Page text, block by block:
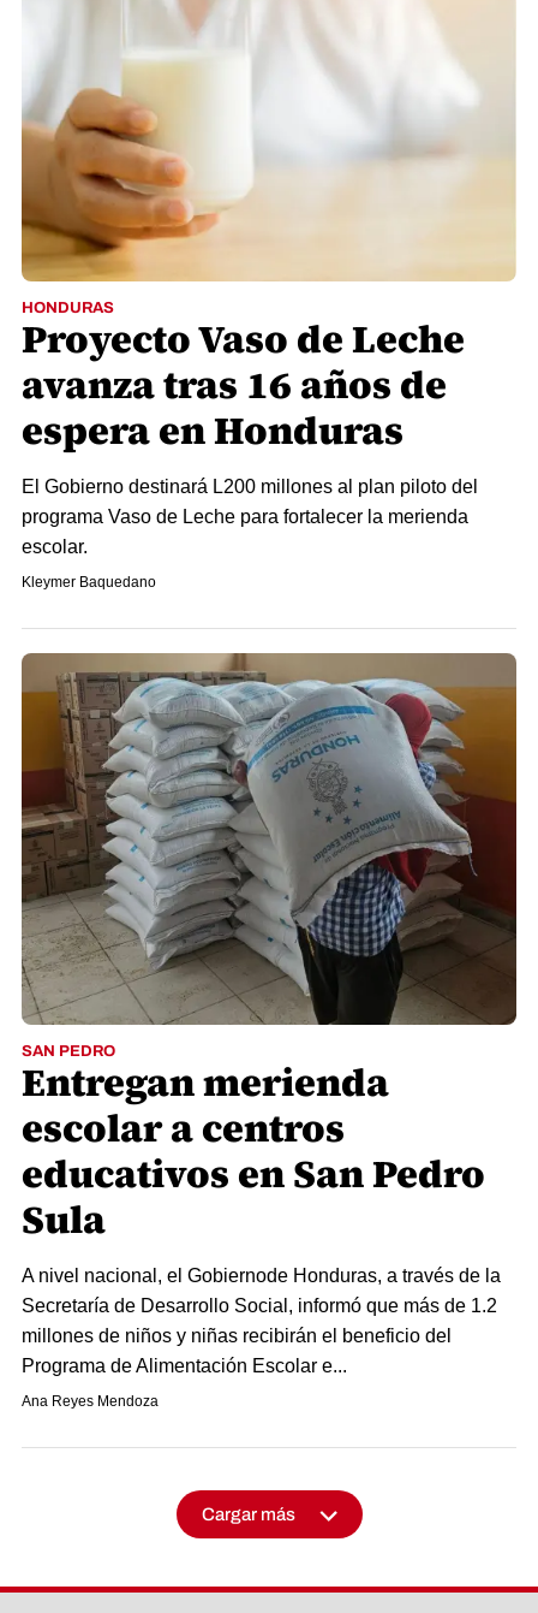
HONDURAS
Proyecto Vaso de Leche
avanza tras 16 años de
espera en Honduras
El Gobierno destinará L200 millones al plan piloto del
programa Vaso de Leche para fortalecer la merienda
escolar.
Kleymer Baquedano
SAN PEDRO
Entregan merienda
escolar a centros
educativos en San Pedro
Sula
A nivel nacional, el Gobiernode Honduras, a través de la
Secretaría de Desarrollo Social, informó que más de 1.2
millones de niños y niñas recibirán el beneficio del
Programa de Alimentación Escolar e...
Ana Reyes Mendoza
Cargar más